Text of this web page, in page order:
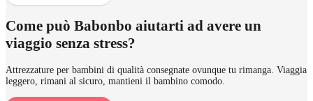
Come può Babonbo aiutarti ad avere un
viaggio senza stress?
Attrezzature per bambini di qualità consegnate ovunque tu rimanga. Viaggia
leggero, rimani al sicuro, mantieni il bambino comodo.